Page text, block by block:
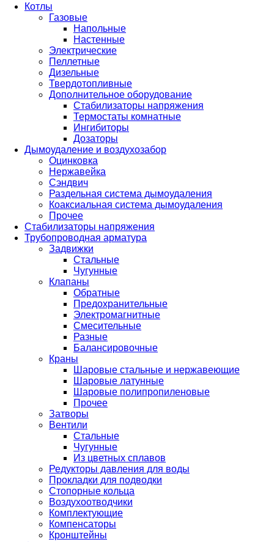
Котлы
Газовые
Напольные
Настенные
Электрические
Пеллетные
Дизельные
Твердотопливные
Дополнительное оборудование
Стабилизаторы напряжения
Термостаты комнатные
Ингибиторы
Дозаторы
Дымоудаление и воздухозабор
Оцинковка
Нержавейка
Сэндвич
Раздельная система дымоудаления
Коаксиальная система дымоудаления
Прочее
Стабилизаторы напряжения
Трубопроводная арматура
Задвижки
Стальные
Чугунные
Клапаны
Обратные
Предохранительные
Электромагнитные
Смесительные
Разные
Балансировочные
Краны
Шаровые стальные и нержавеющие
Шаровые латунные
Шаровые полипропиленовые
Прочее
Затворы
Вентили
Стальные
Чугунные
Из цветных сплавов
Редукторы давления для воды
Прокладки для подводки
Стопорные кольца
Воздухоотводчики
Комплектующие
Компенсаторы
Кронштейны